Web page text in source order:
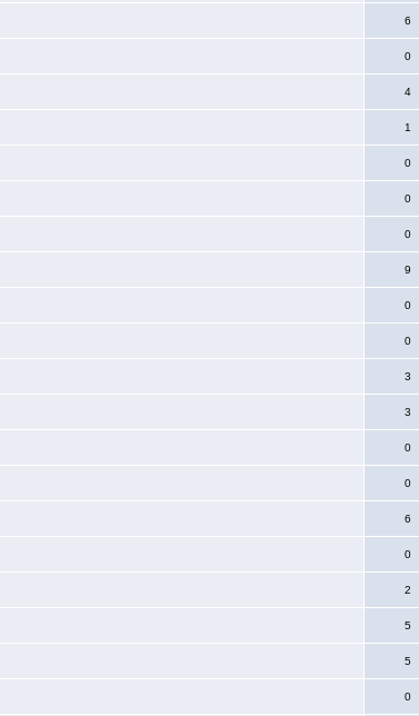
6
0
4
1
0
0
0
9
0
0
3
3
0
0
6
0
2
5
5
0